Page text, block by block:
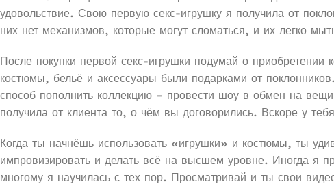
удовольствие. Свою первую секс-игрушку я получила от
них нет механизмов, которые могут сломаться, и их легко
После покупки первой секс-игрушки подумай о
костюмы, бельё и аксессуары были подарками от
способ пополнить коллекцию – провести шоу в обмен на
получила от клиента то, о чём вы договорились. Вскоре у
Когда ты начнёшь использовать «игрушки» и костюмы, ты
импровизировать и делать всё на высшем уровне. Иногда я
многому я научилась с тех пор. Просматривай и ты свои